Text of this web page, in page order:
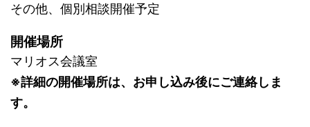
その他、個別相談開催予定
開催場所
マリオス会議室
※詳細の開催場所は、お申し込み後にご連絡しま
す。